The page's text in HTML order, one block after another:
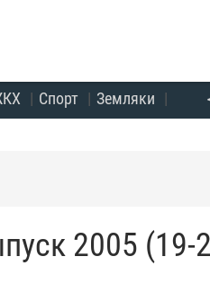
Спорт Земляки
2005 (19-